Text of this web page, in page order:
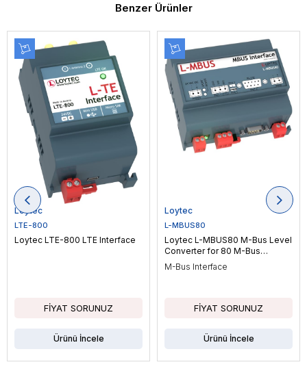
Benzer Ürünler
Loytec
LTE-800
Loytec LTE-800 LTE Interface
Ürünü İncele
Loytec
L-MBUS80
Loytec L-MBUS80 M-Bus Level
Converter for 80 M-Bus
Devices
M-Bus Interface
Ürünü İncele